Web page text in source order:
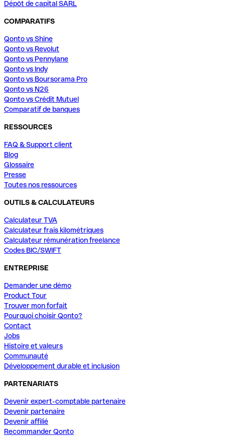
Dépôt de capital SARL
COMPARATIFS
Qonto vs Shine
Qonto vs Revolut
Qonto vs Pennylane
Qonto vs Indy
Qonto vs Boursorama Pro
Qonto vs N26
Qonto vs Crédit Mutuel
Comparatif de banques
RESSOURCES
FAQ & Support client
Blog
Glossaire
Presse
Toutes nos ressources
OUTILS & CALCULATEURS
Calculateur TVA
Calculateur frais kilométriques
Calculateur rémunération freelance
Codes BIC/SWIFT
ENTREPRISE
Demander une démo
Product Tour
Trouver mon forfait
Pourquoi choisir Qonto?
Contact
Jobs
Histoire et valeurs
Communauté
Développement durable et inclusion
PARTENARIATS
Devenir expert-comptable partenaire
Devenir partenaire
Devenir affilié
Recommander Qonto